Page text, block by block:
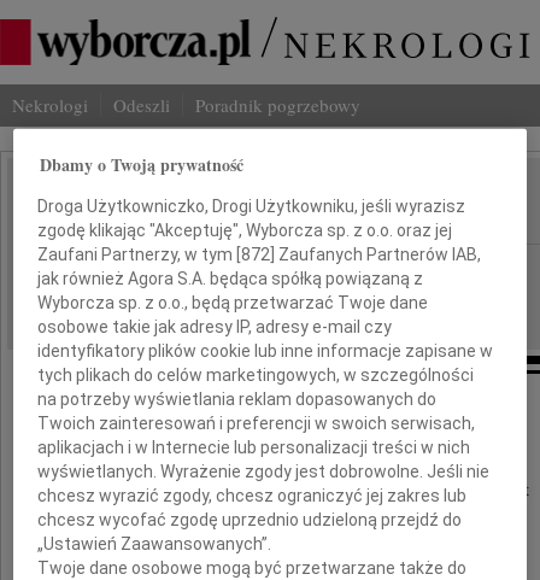
Nekrologi Odeszli Poradnik pogrzebowy
IMIĘ I NAZWISKO: Wojciech Trzciński
REGION: cała Polska
DATA EMISJI: 05.02.2025
Z głębokim żalem zawiadamiamy,
że 1 lutego 2025 roku odszedł w wieku 75 lat
Dbamy o Twoją prywatność
Droga Użytkowniczko, Drogi Użytkowniku, jeśli wyrazisz
zgodę klikając "Akceptuję", Wyborcza sp. z o.o. oraz jej
Zaufani Partnerzy, w tym [872 ] Zaufanych Partnerów IAB,
jak również Agora S.A. będąca spółką powiązaną z
Wyborcza sp. z o.o., będą przetwarzać Twoje dane
osobowe takie jak adresy IP, adresy e-mail czy
identyfikatory plików cookie lub inne informacje zapisane w
tych plikach do celów marketingowych, w szczególności
na potrzeby wyświetlania reklam dopasowanych do
Twoich zainteresowań i preferencji w swoich serwisach,
aplikacjach i w Internecie lub personalizacji treści w nich
wyświetlanych. Wyrażenie zgody jest dobrowolne. Jeśli nie
chcesz wyrazić zgody, chcesz ograniczyć jej zakres lub
chcesz wycofać zgodę uprzednio udzieloną przejdź do
„Ustawień Zaawansowanych”.
Twoje dane osobowe mogą być przetwarzane także do